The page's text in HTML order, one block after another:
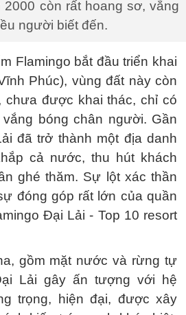
còn rất hoang sơ, vắng
người biết đến.
Flamingo bắt đầu triển khai
Phúc), vùng đất này còn
chưa được khai thác, chỉ có
bóng chân người. Gần
đã trở thành một địa danh
cả nước, thu hút khách
ghé thăm. Sự lột xác thần
đóng góp rất lớn của quần
Đại Lải - Top 10 resort
gồm mặt nước và rừng tự
Lải gây ấn tượng với hệ
trọng, hiện đại, được xây